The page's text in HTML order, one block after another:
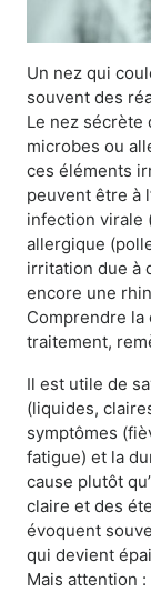
Un nez qui
souvent des
Le nez sécrète
microbes ou
ces éléments
peuvent être à
infection virale
allergique
irritation due à
encore une
Comprendre
traitement,
Il est utile de
(liquides,
symptômes
fatigue) et la
cause plutôt
claire et des
évoquent
qui devient
Mais attention